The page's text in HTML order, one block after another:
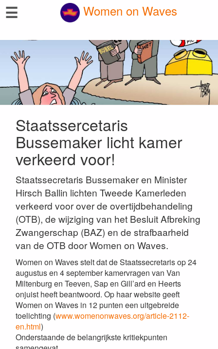
☰ Women on Waves
Staatssercetaris
Bussemaker licht kamer
verkeerd voor!
Staatssecretaris Bussemaker en Minister
Hirsch Ballin lichten Tweede Kamerleden
verkeerd voor over de overtijdbehandeling
(OTB), de wijziging van het Besluit Afbreking
Zwangerschap (BAZ) en de strafbaarheid
van de OTB door Women on Waves.
Women on Waves stelt dat de Staatssecretaris op 24
augustus en 4 september kamervragen van Van
Miltenburg en Teeven, Sap en Gill’ard en Heerts
onjuist heeft beantwoord. Op haar website geeft
Women on Waves in 12 punten een uitgebreide
toelichting (www.womenonwaves.org/article-2112-
en.html)
Onderstaande de belangrijkste kritiekpunten